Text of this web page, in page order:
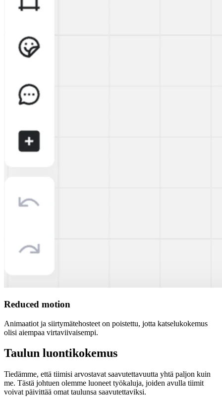
Reduced motion
Animaatiot ja siirtymätehosteet on poistettu, jotta katselukokemus
olisi aiempaa virtaviivaisempi.
Taulun luontikokemus
Tiedämme, että tiimisi arvostavat saavutettavuutta yhtä paljon kuin
me. Tästä johtuen olemme luoneet työkaluja, joiden avulla tiimit
voivat päivittää omat taulunsa saavutettaviksi.